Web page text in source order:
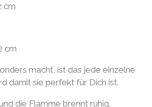
cm
cm
macht, ist das jede einzelne
damit sie perfekt für Dich ist.
die Flamme brennt ruhig.